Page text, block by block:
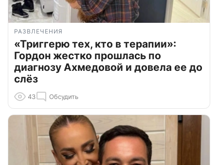
РАЗВЛЕЧЕНИЯ
«Триггерю тех, кто в терапии»:
Гордон жестко прошлась по
диагнозу Ахмедовой и довела ее до
слёз
43 Обсудить